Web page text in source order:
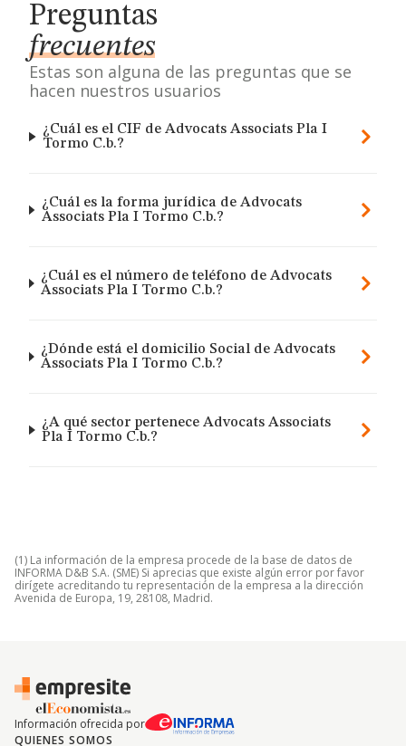
Preguntas
frecuentes
Estas son alguna de las preguntas que se
hacen nuestros usuarios
¿Cuál es el CIF de Advocats Associats Pla I
Tormo C.b.?
¿Cuál es la forma jurídica de Advocats
Associats Pla I Tormo C.b.?
¿Cuál es el número de teléfono de Advocats
Associats Pla I Tormo C.b.?
¿Dónde está el domicilio Social de Advocats
Associats Pla I Tormo C.b.?
¿A qué sector pertenece Advocats Associats
Pla I Tormo C.b.?
(1) La información de la empresa procede de la base de datos de
INFORMA D&B S.A. (SME) Si aprecias que existe algún error por favor
dirígete acreditando tu representación de la empresa a la dirección
Avenida de Europa, 19, 28108, Madrid.
Información ofrecida por
QUIENES SOMOS